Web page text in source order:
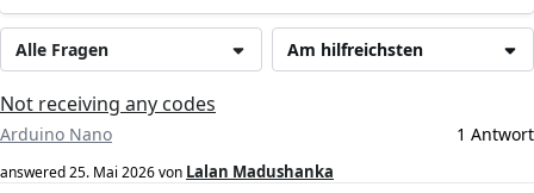
Am hilfreichsten
Alle Fragen
Not receiving any codes
Arduino Nano 1 Antwort
answered25. Mai 2026von Lalan Madushanka